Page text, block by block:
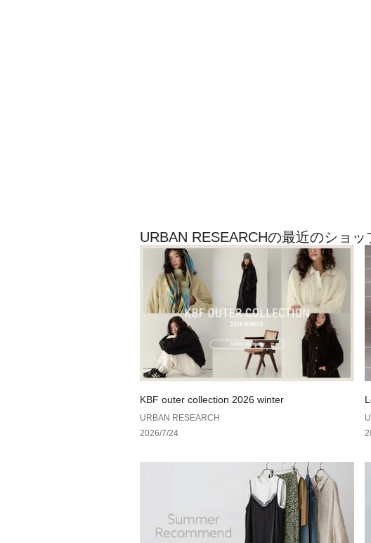
URBAN RESEARCHの最近のショッ
KBF outer collection 2026 winter
URBAN RESEARCH
2026/7/24